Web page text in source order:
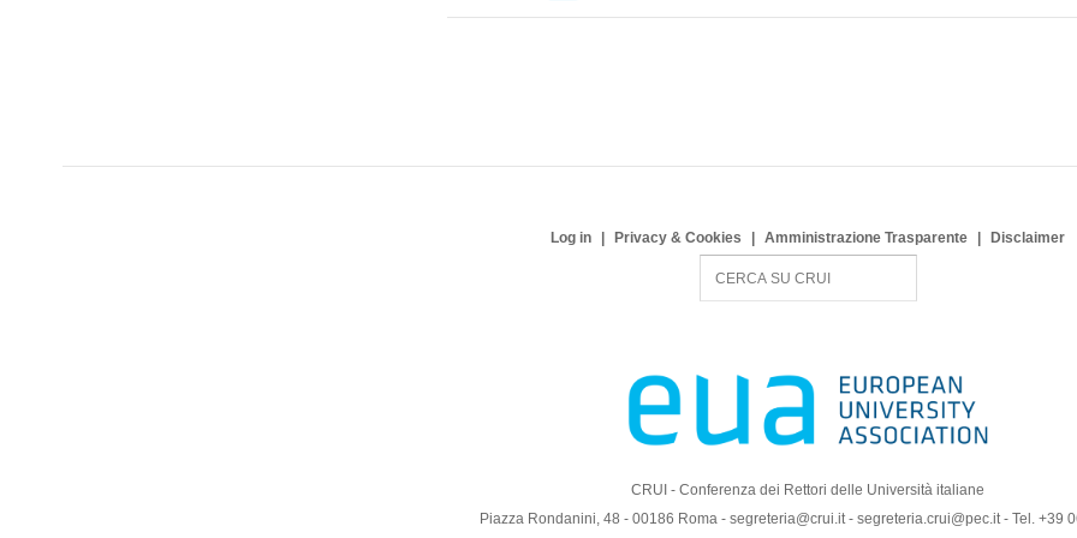
Log in Privacy & Cookies Amministrazione Trasparente Disclaimer
CRUI - Conferenza dei Rettori delle Università italiane
Piazza Rondanini, 48 - 00186 Roma - segreteria@crui.it - segreteria.crui@pec.it - Tel. +39